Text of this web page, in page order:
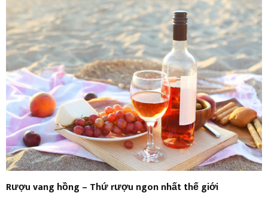
Rượu vang hồng – Thứ rượu ngon nhất thế giới